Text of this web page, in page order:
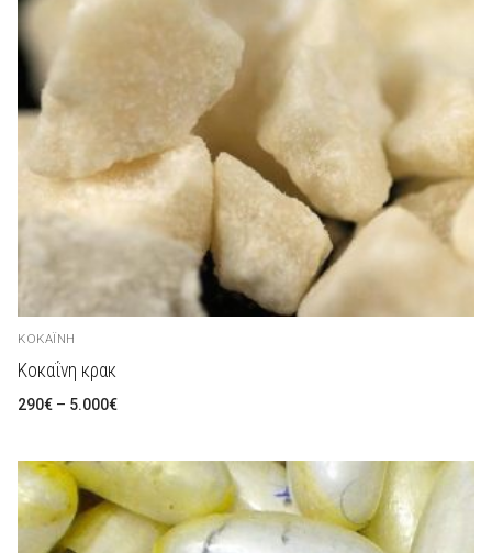
ΚΟΚΑΪ́ΝΗ
Κοκαΐνη κρακ
290€ – 5.000€Preisspanne: